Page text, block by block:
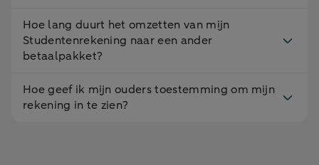
Hoe lang duurt het omzetten van mijn
Studentenrekening naar een ander
betaalpakket?
Hoe geef ik mijn ouders toestemming om mijn
rekening in te zien?